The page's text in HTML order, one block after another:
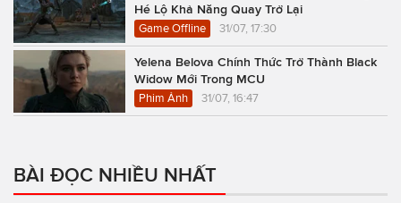
Hé Lộ Khả Năng Quay Trở Lại
Game Offline 31/07, 17:30
Yelena Belova Chính Thức Trở Thành Black
Widow Mới Trong MCU
Phim Ảnh 31/07, 16:47
BÀI ĐỌC NHIỀU NHẤT